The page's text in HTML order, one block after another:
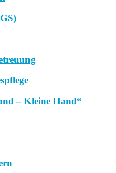
– Kleine Hand“